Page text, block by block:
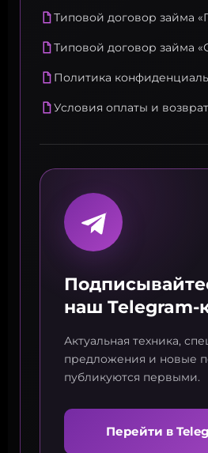
Типовой договор займа
Типовой договор займа
Политика
Условия оплаты и
наш Telegram-
Актуальная техника,
предложения и новые
публикуются первыми.
Перейти в